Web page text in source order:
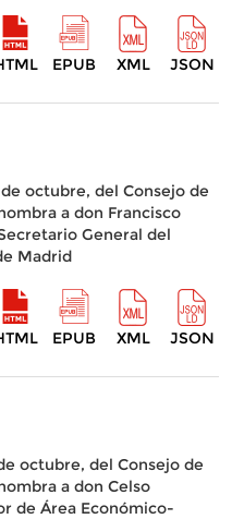
EPUB XML JSON
octubre, del Consejo de
a don Francisco
General del
Madrid
EPUB XML JSON
octubre, del Consejo de
a don Celso
de Área Económico-